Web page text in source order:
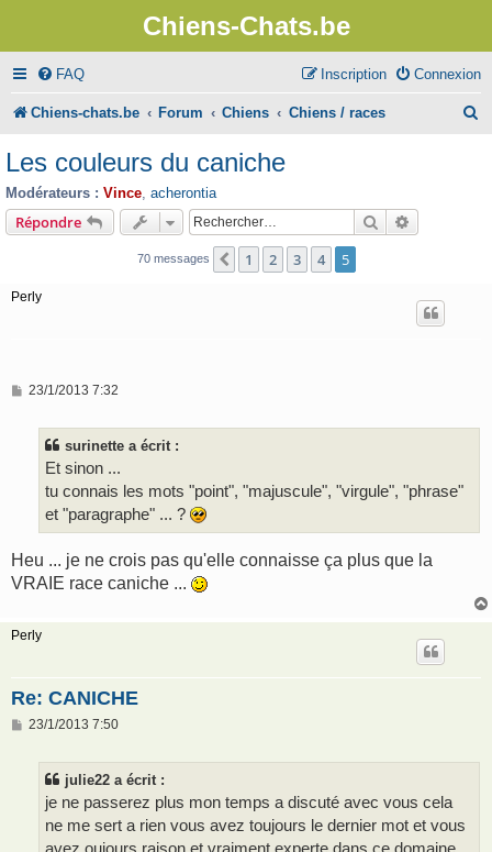
Chiens-Chats.be
FAQ Connexion
Inscription
Chiens-chats.be Forum Chiens Chiens / races
Les couleurs du caniche
Modérateurs : Vince acherontia
Répondre Rechercher
70 messages Précédent
1 2 3 4 5
Perly
M
23/1/2013 7:32
surinette a écrit :
Et sinon ...
tu connais les mots "point", "majuscule", "virgule", "phrase"
et "paragraphe" ... ?
Heu ... je ne crois pas qu'elle connaisse ça plus que la
VRAIE race caniche ...
Perly
Re: CANICHE
M
23/1/2013 7:50
julie22 a écrit :
je ne passerez plus mon temps a discuté avec vous cela
ne me sert a rien vous avez toujours le dernier mot et vous
avez oujours raison et vraiment experte dans ce domaine